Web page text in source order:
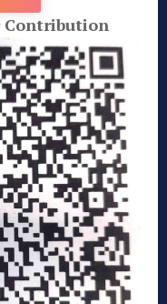
Contribution